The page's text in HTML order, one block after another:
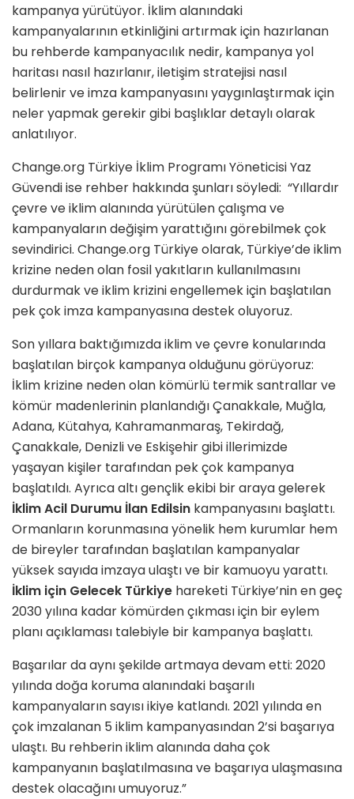
kampanya yürütüyor. İklim alanındaki
kampanyalarının etkinliğini artırmak için hazırlanan
bu rehberde kampanyacılık nedir, kampanya yol
haritası nasıl hazırlanır, iletişim stratejisi nasıl
belirlenir ve imza kampanyasını yaygınlaştırmak için
neler yapmak gerekir gibi başlıklar detaylı olarak
anlatılıyor.
Change.org Türkiye İklim Programı Yöneticisi Yaz
Güvendi ise rehber hakkında şunları söyledi: “Yıllardır
çevre ve iklim alanında yürütülen çalışma ve
kampanyaların değişim yarattığını görebilmek çok
sevindirici. Change.org Türkiye olarak, Türkiye’de iklim
krizine neden olan fosil yakıtların kullanılmasını
durdurmak ve iklim krizini engellemek için başlatılan
pek çok imza kampanyasına destek oluyoruz.
Son yıllara baktığımızda iklim ve çevre konularında
başlatılan birçok kampanya olduğunu görüyoruz:
İklim krizine neden olan kömürlü termik santrallar ve
kömür madenlerinin planlandığı Çanakkale, Muğla,
Adana, Kütahya, Kahramanmaraş, Tekirdağ,
Çanakkale, Denizli ve Eskişehir gibi illerimizde
yaşayan kişiler tarafından pek çok kampanya
başlatıldı. Ayrıca altı gençlik ekibi bir araya gelerek
İklim Acil Durumu İlan Edilsin kampanyasını başlattı.
Ormanların korunmasına yönelik hem kurumlar hem
de bireyler tarafından başlatılan kampanyalar
yüksek sayıda imzaya ulaştı ve bir kamuoyu yarattı.
İklim için Gelecek Türkiye hareketi Türkiye’nin en geç
2030 yılına kadar kömürden çıkması için bir eylem
planı açıklaması talebiyle bir kampanya başlattı.
Başarılar da aynı şekilde artmaya devam etti: 2020
yılında doğa koruma alanındaki başarılı
kampanyaların sayısı ikiye katlandı. 2021 yılında en
çok imzalanan 5 iklim kampanyasından 2’si başarıya
ulaştı. Bu rehberin iklim alanında daha çok
kampanyanın başlatılmasına ve başarıya ulaşmasına
destek olacağını umuyoruz.”